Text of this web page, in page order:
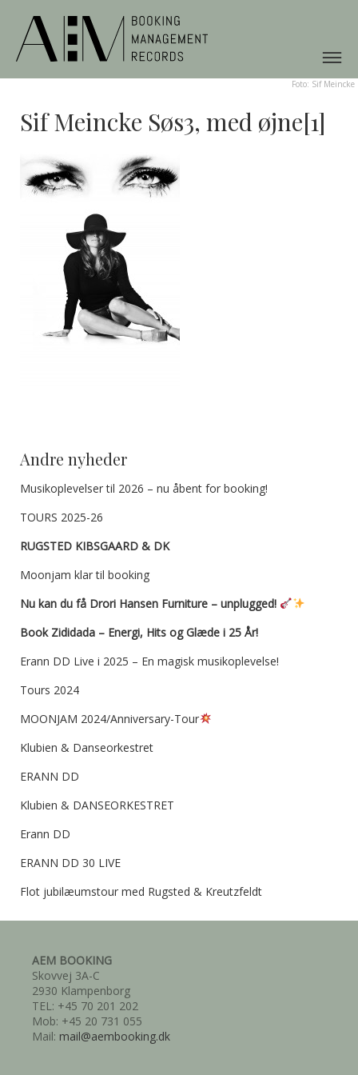
Foto: Sif Meincke
Sif Meincke Søs3, med øjne[1]
Andre nyheder
Musikoplevelser til 2026 – nu åbent for booking!
TOURS 2025-26
RUGSTED KIBSGAARD & DK
Moonjam klar til booking
Nu kan du få Drori Hansen Furniture – unplugged!
Book Zididada – Energi, Hits og Glæde i 25 År!
Erann DD Live i 2025 – En magisk musikoplevelse!
Tours 2024
MOONJAM 2024/Anniversary-Tour
Klubien & Danseorkestret
ERANN DD
Klubien & DANSEORKESTRET
Erann DD
ERANN DD 30 LIVE
Flot jubilæumstour med Rugsted & Kreutzfeldt
AEM BOOKING
Skovvej 3A-C
2930 Klampenborg
TEL: +45 70 201 202
Mob: +45 20 731 055
Mail: mail@aembooking.dk